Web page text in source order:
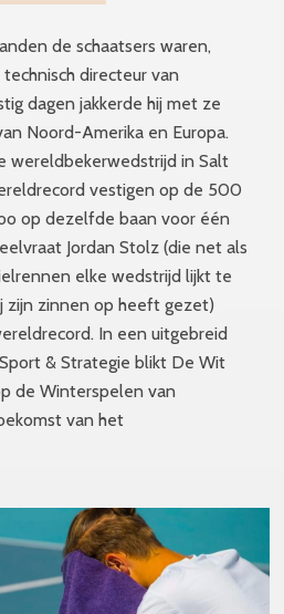
de schaatsers waren,
directeur van
dagen jakkerde hij met ze
Noord-Amerika en Europa.
wereldbekerwedstrijd in Salt
vestigen op de 500
op dezelfde baan voor één
Jordan Stolz (die net als
elke wedstrijd lijkt te
zijn zinnen op heeft gezet)
In een uitgebreid
& Strategie blikt De Wit
de Winterspelen van
van het